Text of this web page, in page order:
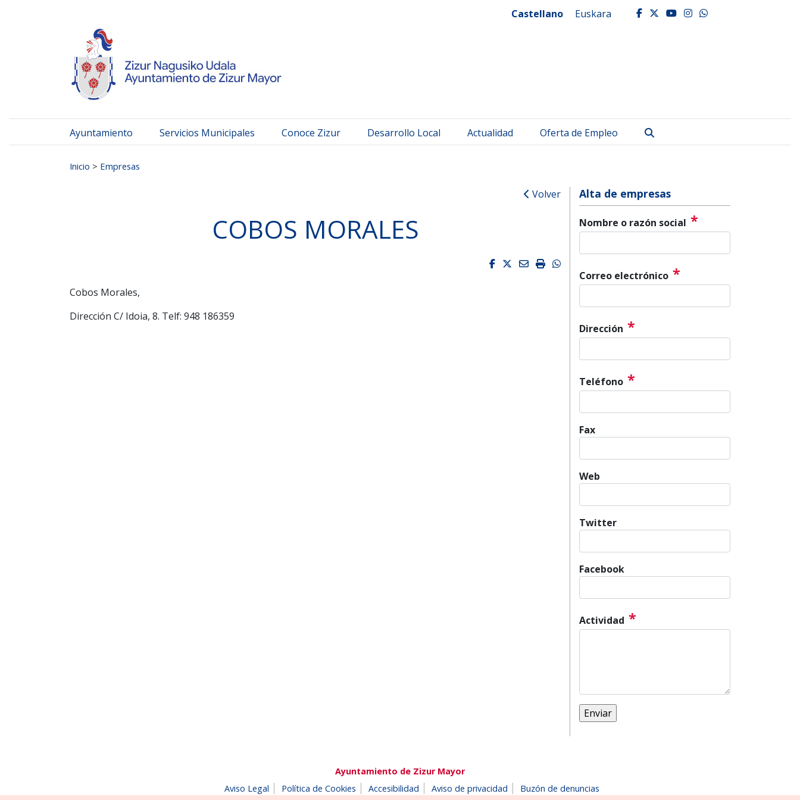
Castellano Euskara facebook
twitter
youtube
instagram
whatsapp
Ayuntamiento Servicios Municipales Conoce Zizur Desarrollo Local Actualidad Oferta de Empleo
Inicio > Empresas
Volver
COBOS MORALES
Facebook
Twitter
EmailImprimirWhatsapp
Cobos Morales,
Dirección C/ Idoia, 8. Telf: 948 186359
Alta de empresas
Nombre o razón social *
Correo electrónico *
Dirección *
Teléfono *
Fax
Web
Twitter
Facebook
Actividad *
Ayuntamiento de Zizur Mayor
Aviso Legal
Política de Cookies Accesibilidad Aviso de privacidad
Buzón de denuncias